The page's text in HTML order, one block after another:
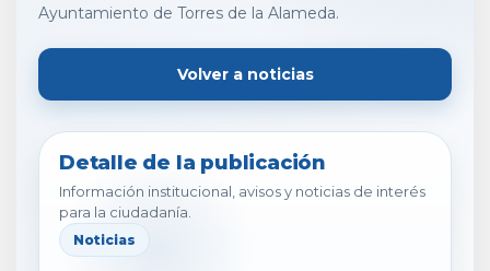
Ayuntamiento de Torres de la Alameda.
Volver a noticias
Detalle de la publicación
Información institucional, avisos y noticias de interés
para la ciudadanía.
Noticias